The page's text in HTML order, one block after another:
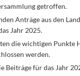
getroffen.
Anträge aus den
Jahr 2025.
die wichtigen Punkte
werden.
Beiträge für das Jahr